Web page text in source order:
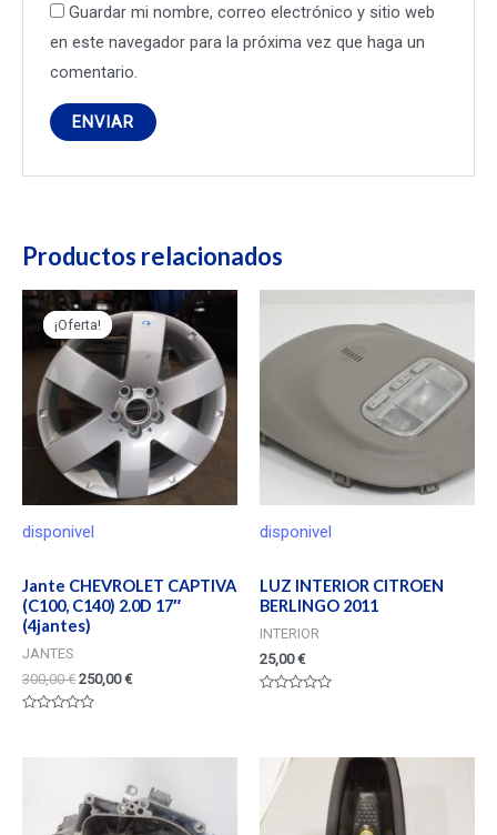
Guardar mi nombre, correo electrónico y sitio web
en este navegador para la próxima vez que haga un
comentario.
Productos relacionados
¡Oferta!
disponivel
¡Oferta!
Jante CHEVROLET CAPTIVA
(C100, C140) 2.0D 17″
(4jantes)
JANTES
300,00€ 250,00€
disponivel
LUZ INTERIOR CITROEN
BERLINGO 2011
INTERIOR
25,00€